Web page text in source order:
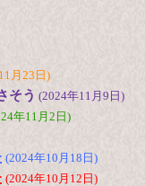
月23日)
そう (2024年11月9日)
年11月2日)
(2024年10月18日)
(2024年10月12日)